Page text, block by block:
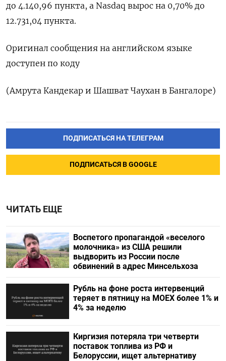
до 4.140,96​ пункта, а Nasdaq вырос на 0,70% до
12.731,04 пункта.
Оригинал сообщения на английском языке
доступен по коду
(Амрута Кандекар и Шашват Чаухан в Бангалоре)
ПОДПИСАТЬСЯ НА ТЕЛЕГРАМ
ПОДПИСАТЬСЯ В GOOGLE
ЧИТАТЬ ЕЩЕ
Воспетого пропагандой «веселого
молочника» из США решили
выдворить из России после
обвинений в адрес Минсельхоза
Рубль на фоне роста интервенций
теряет в пятницу на МОЕХ более 1% и
4% за неделю
Киргизия потеряла три четверти
поставок топлива из РФ и
Белоруссии, ищет альтернативу